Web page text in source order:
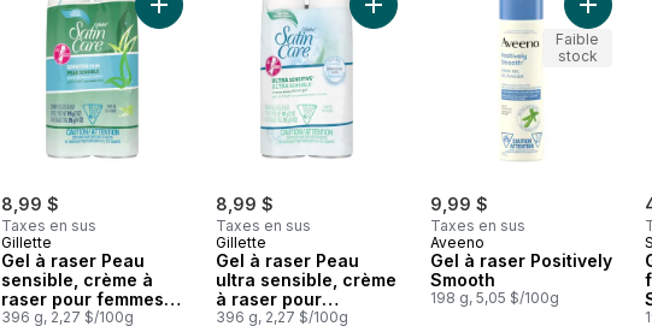
8,99 $
Taxes en sus
Gillette
Gel à raser Peau
sensible, crème à
raser pour femmes,
paquet double (7
396 g, 2,27 $/100g
Ajouter Gel à raser Peau sensible, crème à raser pour
8,99 $
Taxes en sus
Gillette
Gel à raser Peau
ultra sensible, crème
à raser pour
femmes, paquet
396 g, 2,27 $/100g
Ajouter Gel à raser Peau ultra
9,99 $
Taxes en sus
Aveeno
Gel à raser Positively
Smooth
198 g, 5,05 $/100g
Ajouter
Faible
stock